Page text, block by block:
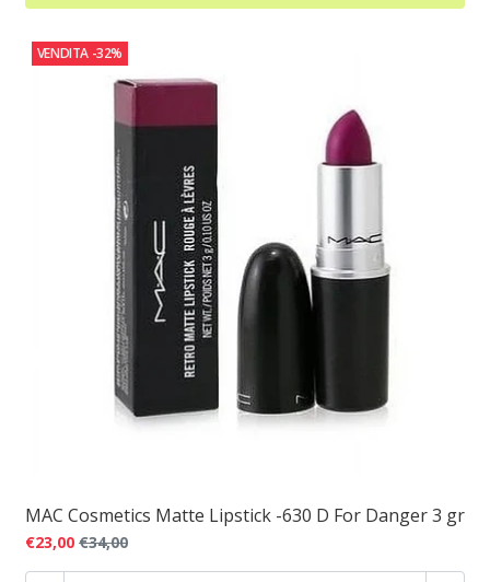
VENDITA -32%
MAC Cosmetics Matte Lipstick -630 D For Danger 3 gr
€23,00 €34,00